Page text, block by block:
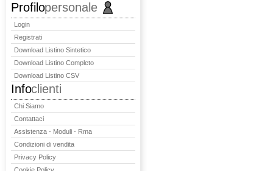
Profilopersonale
Login
Registrati
Download Listino Sintetico
Download Listino Completo
Download Listino CSV
Infoclienti
Chi Siamo
Contattaci
Assistenza - Moduli - Rma
Condizioni di vendita
Privacy Policy